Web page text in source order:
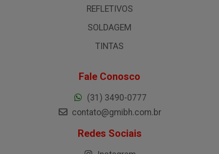
REFLETIVOS
SOLDAGEM
TINTAS
Fale Conosco
(31) 3490-0777
contato@gmibh.com.br
Redes Sociais